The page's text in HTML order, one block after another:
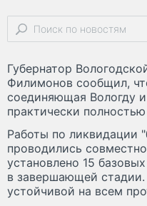
Губернатор
Филимонов сообщил,
соединяющая Вологду
практически
Работы по ликвидации
проводились
установлено 15
в завершающей стадии.
устойчивой на всем